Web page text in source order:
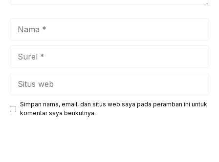
Simpan nama, email, dan situs web saya pada peramban ini untuk
komentar saya berikutnya.